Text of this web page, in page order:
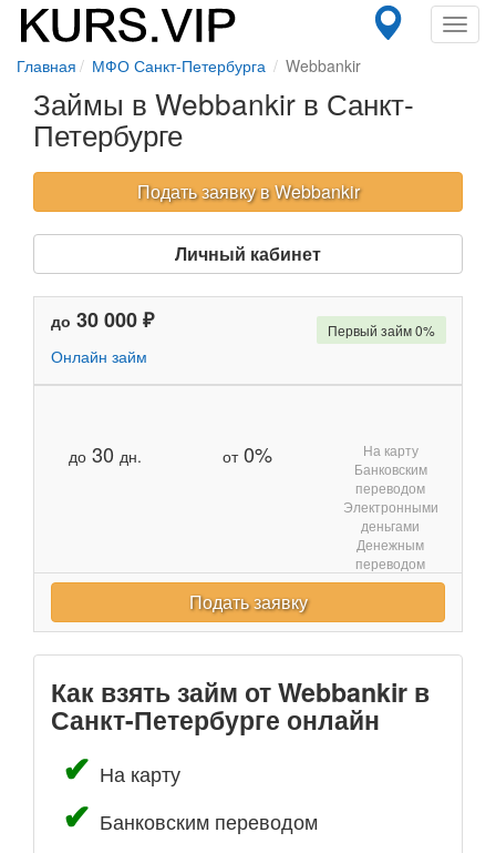
Главная МФО Санкт-Петербурга Webbankir
Займы в Webbankir в Санкт-
Петербурге
Подать заявку в Webbankir
Личный кабинет
до 30 000 ₽
Онлайн займ
до 30 дн. от0%
Первый займ 0%
На карту
Банковским
переводом
Электронными
деньгами
Денежным
переводом
Подать заявку
Как взять займ от Webbankir в
Санкт-Петербурге онлайн
На карту
Банковским переводом